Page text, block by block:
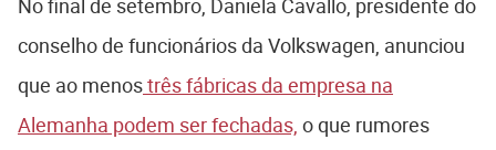
No final de setembro, Daniela Cavallo, presidente do
conselho de funcionários da Volkswagen, anunciou
que ao menostrês fábricas da empresa na
Alemanha podem ser fechadas, o que rumores